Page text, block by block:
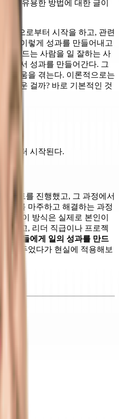
는 유용한 방법에 대한 글이
경으로부터 시작을 하고, 관련
다. 이렇게 성과를 만들어내고
만드는 사람을 일 잘하는 사
속해서 성과를 만들어간다. 그
어려움을 겪는다. 이론적으로는
려운 걸까? 바로 기본적인 것
문.
로부터 시작된다.
젝트를 진행했고, 그 과정에서
제를 마주하고 해결하는 과정
다. 이 방식은 실제로 본인이
하고, 리더 직급이나 프로젝
사람들에게 일의 성과를 만드
억해두었다가 현실에 적용해보
다.
다.